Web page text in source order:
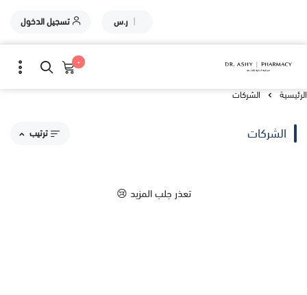
| ر.س تسجيل الدخول
٠
الرئيسية الشركات
الشركات ترتيب
الاكثر مبيعاً
تعذر جلب المزيد 😢